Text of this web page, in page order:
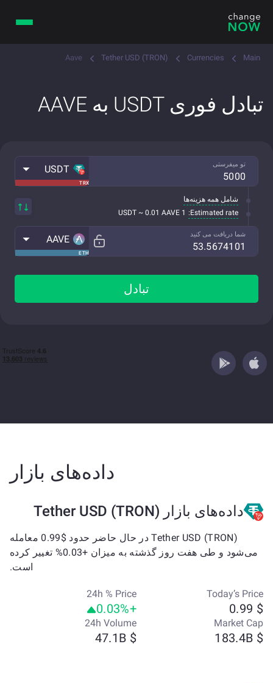
Main
Currencies
Tether USD (TRON)
Aave
تبادل فوری USDT به AAVE
تو میفرستی
TRX
USDT
شامل همه هزینه‌ها
Estimated rate:
1 USDT ~ 0.01 AAVE
شما دریافت می کنید
ETH
AAVE
تبادل
داده‌های بازار
داده‌های بازار Tether USD (TRON)
Tether USD (TRON) در حال حاضر حدود $0.99 معامله
می‌شود و طی هفت روز گذشته به میزان +0.03% تغییر کرده
است.
Today’s Price
$ 0.99
24h % Price
+0.03%
Market Cap
$ 183.4B
24h Volume
$ 47.1B